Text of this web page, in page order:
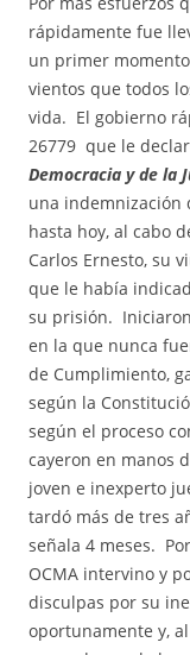
rápidamente fue
un primer
vientos que todos
vida. El gobierno
26779 que le
Democracia y de la
una indemnización
hasta hoy, al cabo
Carlos Ernesto, su
que le había
su prisión.
en la que nunca
de Cumplimiento,
según la
según el proceso
cayeron en manos
joven e inexperto
tardó más de tres
señala 4 meses.
OCMA intervino y
disculpas por su
oportunamente y,